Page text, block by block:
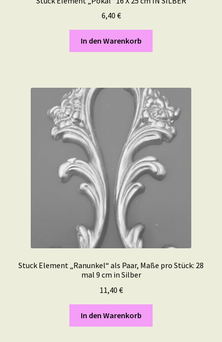
6,40 €
In den Warenkorb
Stuck Element „Ranunkel“ als Paar, Maße pro Stück: 28
mal 9 cm in Silber
11,40 €
In den Warenkorb